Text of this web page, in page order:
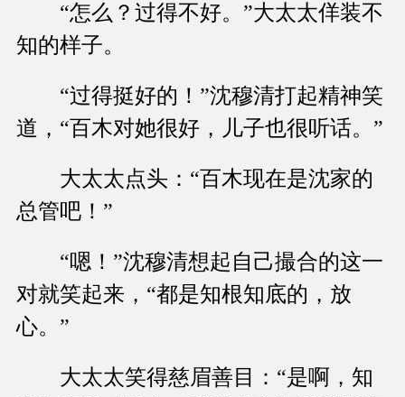
“怎么？过得不好。”大太太佯装不
知的样子。
“过得挺好的！”沈穆清打起精神笑
道，“百木对她很好，儿子也很听话。”
大太太点头：“百木现在是沈家的
总管吧！”
“嗯！”沈穆清想起自己撮合的这一
对就笑起来，“都是知根知底的，放
心。”
大太太笑得慈眉善目：“是啊，知